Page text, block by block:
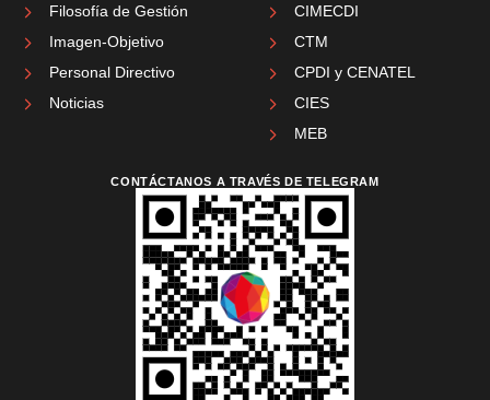
Filosofía de Gestión
Imagen-Objetivo
Personal Directivo
Noticias
CIMECDI
CTM
CPDI y CENATEL
CIES
MEB
CONTÁCTANOS A TRAVÉS DE TELEGRAM